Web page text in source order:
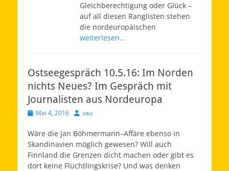
Gleichberechtigung oder Glück –
auf all diesen Ranglisten stehen
die nordeuropäischen
weiterlesen…
Ostseegespräch 10.5.16: Im Norden
nichts Neues? Im Gespräch mit
Journalisten aus Nordeuropa
Veröffentlicht
Mai 4, 2016 Autorvau
Wäre die Jan Böhmermann–Affäre ebenso in
Skandinavien möglich gewesen? Will auch
Finnland die Grenzen dicht machen oder gibt es
dort keine Flüchtlingskrise? Und was denken